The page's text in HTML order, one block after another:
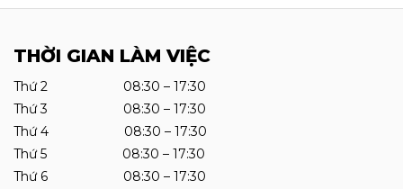
THỜI GIAN LÀM VIỆC
Thứ 2 08:30 – 17:30
Thứ 3 08:30 – 17:30
Thứ 4 08:30 – 17:30
Thứ 5 08:30 – 17:30
Thứ 6 08:30 – 17:30